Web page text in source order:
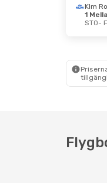
- Ons 30
Klm Royal Dutch Airlines
1 Mellanlandning
1
STO-